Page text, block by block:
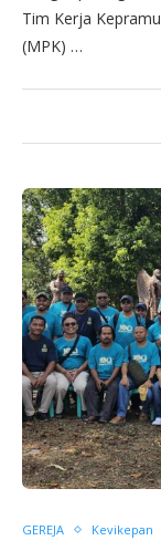
Tim Kerja
(MPK) …
GEREJA Kevikepan